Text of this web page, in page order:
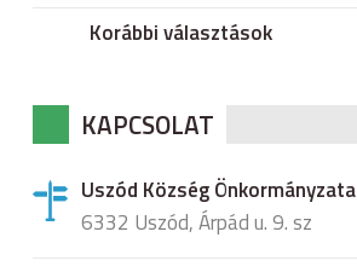
Korábbi választások
KAPCSOLAT
Uszód Község Önkormányzata
6332 Uszód, Árpád u. 9. sz